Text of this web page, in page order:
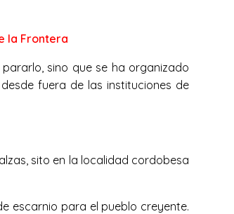
la Frontera
sino que se ha organizado
fuera de las instituciones de
sito en la localidad cordobesa
escarnio para el pueblo creyente.